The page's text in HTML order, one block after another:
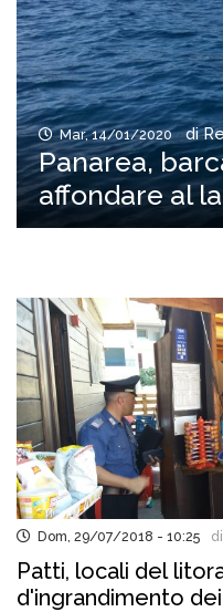
Mar, 14/01/2020 di
Panarea,
affondare al
Dom, 29/07/2018 - 10:25
Patti, locali del
d'ingrandimento